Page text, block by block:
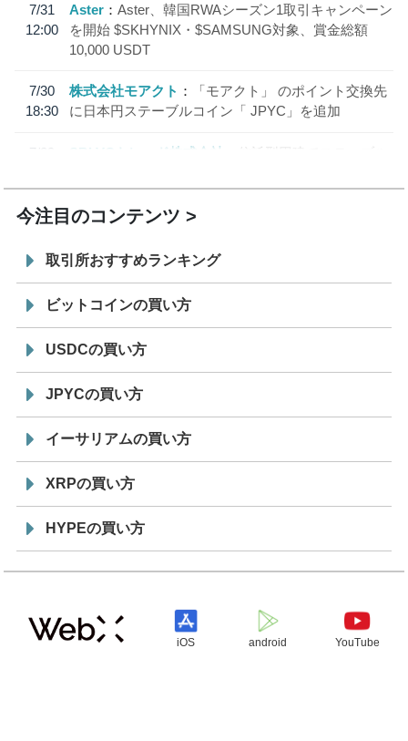
7/31
12:00
Aster
Aster、韓国RWAシーズン1取引キャンペーン
を開始 $SKHYNIX・$SAMSUNG対象、賞金総額
10,000 USDT
7/30
18:30
株式会社モアクト
「モアクト」 のポイント交換先
に日本円ステーブルコイン「 JPYC」を追加
7/29
SBI VCトレード株式会社
信託型円建てステーブル
今注目のコンテンツ
取引所おすすめランキング
ビットコインの買い方
USDCの買い方
JPYCの買い方
イーサリアムの買い方
XRPの買い方
HYPEの買い方
iOS android YouTube